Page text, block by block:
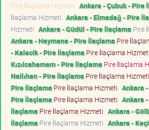
Pire İlaçlama Hizmeti Ankara - Çubuk - Pire
İlaçlama Hizmeti Ankara - Elmadağ - Pire
Hizmeti Ankara - Güdül - Pire İlaçlama Pire
Ankara - Haymana - Pire İlaçlama Pire
- Kalecik - Pire İlaçlama Pire İlaçlama Hizmeti
Kızılcahamam - Pire İlaçlama Pire İlaçlama
Nallıhan - Pire İlaçlama Pire İlaçlama Hizmeti
Pire İlaçlama Pire İlaçlama Hizmeti Ankara
Pire İlaçlama Pire İlaçlama Hizmeti Ankara
İlaçlama Pire İlaçlama Hizmeti Ankara -
İlaçlama Pire İlaçlama Hizmeti Ankara -